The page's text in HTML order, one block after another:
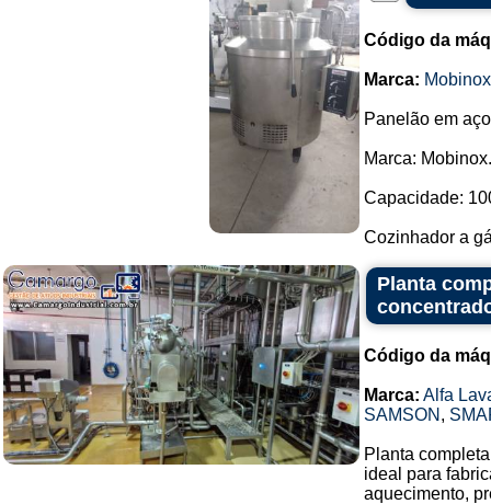
Código da
Marca: Mobinox
Panelão em
Marca: Mobinox.
Capacidade:
Cozinhador a
Planta
Código da
Marca: Alfa
SAMSON ,
Planta
ideal para
aquecimento,